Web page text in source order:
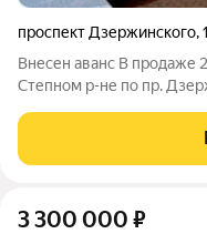
проспект Дзержинского,
Внесен аванс В продаже
Степном р-не по пр.
днем, а утром не нужно
3 300 000 ₽